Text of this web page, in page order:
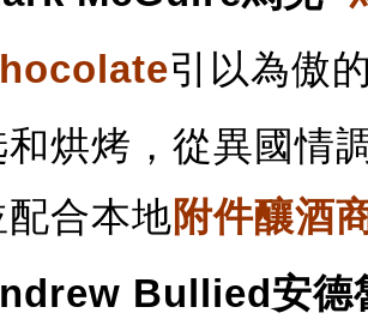
引以為傲
和烘烤，從異國情
配合本地附件釀酒
Bullied安德